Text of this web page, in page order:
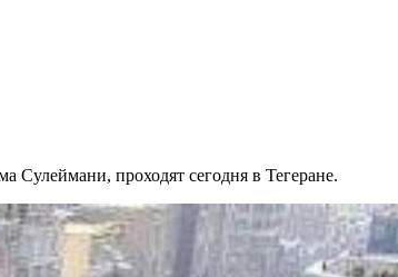
проходят сегодня в Тегеране.